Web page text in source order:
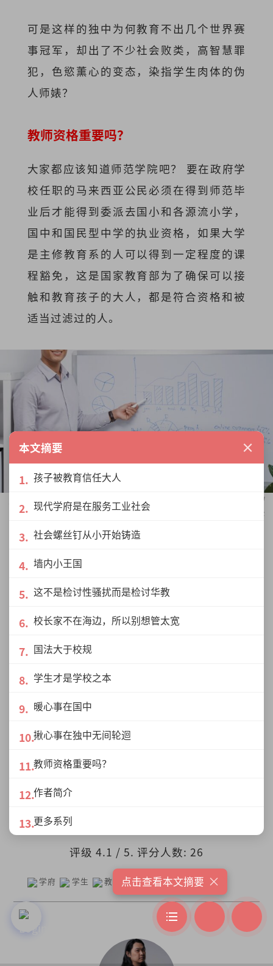
可是这样的独中为何教育不出几个世界赛
事冠军，却出了不少社会败类，高智慧罪
犯，色慾薰心的变态，染指学生肉体的伪
人师婊？
教师资格重要吗？
大家都应该知道师范学院吧？ 要在政府学
校任职的马来西亚公民必须在得到师范毕
业后才能得到委派去国小和各源流小学，
国中和国民型中学的执业资格，如果大学
是主修教育系的人可以得到一定程度的课
程豁免，这是国家教育部为了确保可以接
触和教育孩子的大人，都是符合资格和被
适当过滤过的人。
大学是主修教育系的人可以得到一定程度的课程豁免，这是国
家教育部为了确保可以接触和教育孩子的大人，都是符合资格
和被适当过滤过的人。（图片来源：pixabay）
也就是说在华小教书的人，都必须师范毕
槛很低？你只需要懂中文，大专毕业，基
本就可以申请面试了。
他文章
内容，版权属《访问》所有；若转载或引述，请注明出处与链
接。
您觉得这篇文如何？
评级 4.1 / 5. 评分人数: 26
学府 学生 教师 教育 权威化
本文摘要 ×
孩子被教育信任大人
现代学府是在服务工业社会
社会螺丝钉从小开始铸造
墙内小王国
这不是检讨性骚扰而是检讨华教
校长家不在海边，所以别想管太宽
国法大于校规
学生才是学校之本
暖心事在国中
揪心事在独中无间轮迴
教师资格重要吗？
作者简介
更多系列
点击查看本文摘要 ×